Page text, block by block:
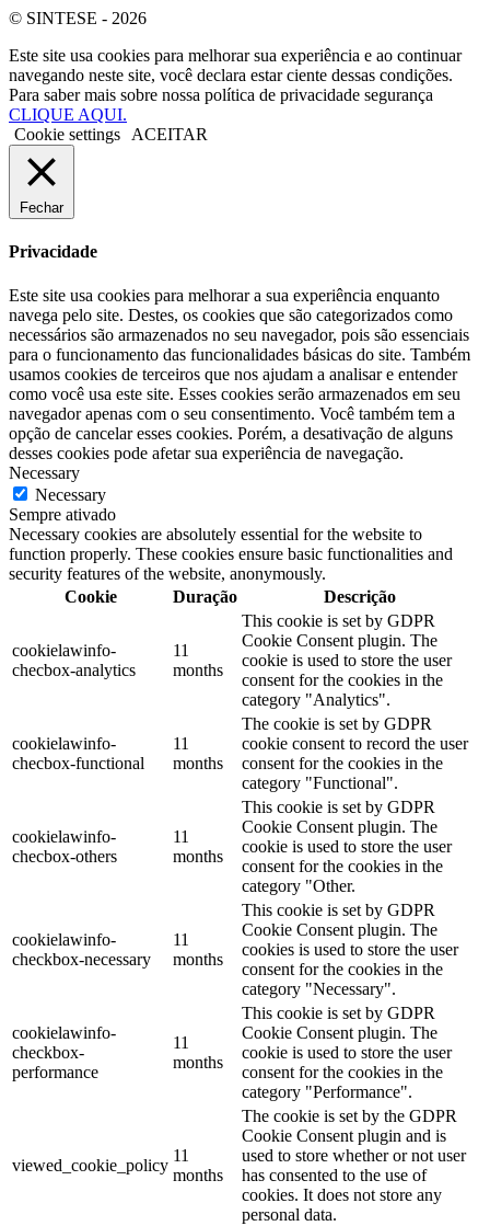
© SINTESE - 2026
Este site usa cookies para melhorar sua experiência e ao continuar
navegando neste site, você declara estar ciente dessas condições.
Para saber mais sobre nossa política de privacidade segurança
CLIQUE AQUI.
Cookie settings
ACEITAR
Fechar
Privacidade
Este site usa cookies para melhorar a sua experiência enquanto
navega pelo site. Destes, os cookies que são categorizados como
necessários são armazenados no seu navegador, pois são essenciais
para o funcionamento das funcionalidades básicas do site. Também
usamos cookies de terceiros que nos ajudam a analisar e entender
como você usa este site. Esses cookies serão armazenados em seu
navegador apenas com o seu consentimento. Você também tem a
opção de cancelar esses cookies. Porém, a desativação de alguns
desses cookies pode afetar sua experiência de navegação.
Necessary
Necessary
Sempre ativado
Necessary cookies are absolutely essential for the website to
function properly. These cookies ensure basic functionalities and
security features of the website, anonymously.
Cookie
Duração Descrição
cookielawinfo-
checbox-analytics
11
months
This cookie is set by GDPR
Cookie Consent plugin. The
cookie is used to store the user
consent for the cookies in the
category "Analytics".
cookielawinfo-
checbox-functional
11
months
The cookie is set by GDPR
cookie consent to record the user
consent for the cookies in the
category "Functional".
cookielawinfo-
checbox-others
11
months
This cookie is set by GDPR
Cookie Consent plugin. The
cookie is used to store the user
consent for the cookies in the
category "Other.
cookielawinfo-
checkbox-necessary
11
months
This cookie is set by GDPR
Cookie Consent plugin. The
cookies is used to store the user
consent for the cookies in the
category "Necessary".
cookielawinfo-
checkbox-
performance
11
months
This cookie is set by GDPR
Cookie Consent plugin. The
cookie is used to store the user
consent for the cookies in the
category "Performance".
viewed_cookie_policy
11
months
The cookie is set by the GDPR
Cookie Consent plugin and is
used to store whether or not user
has consented to the use of
cookies. It does not store any
personal data.